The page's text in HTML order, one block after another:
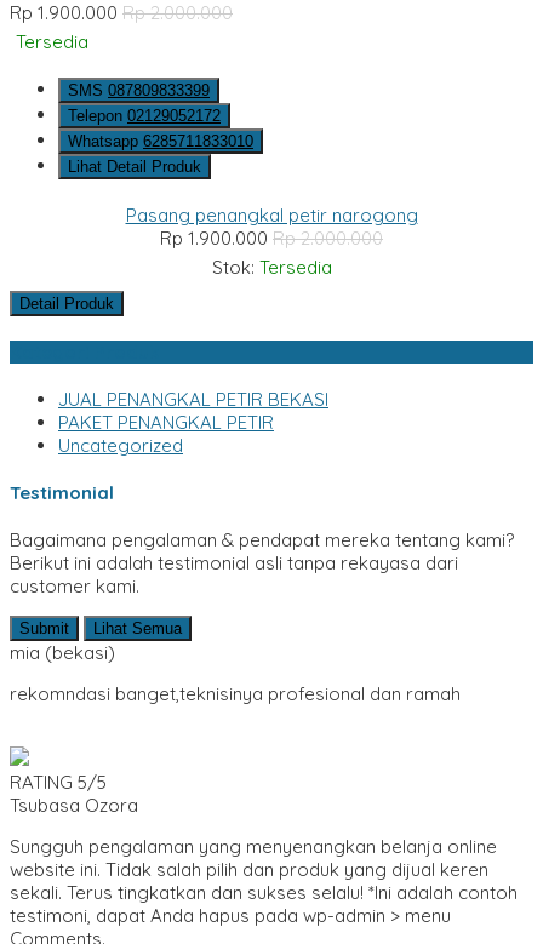
Rp 1.900.000 Rp 2.000.000
Tersedia
SMS 087809833399
Telepon 02129052172
Whatsapp 6285711833010
Lihat Detail Produk
Pasang penangkal petir narogong
Rp 1.900.000 Rp 2.000.000
Stok: Tersedia
Detail Produk
JUAL PENANGKAL PETIR BEKASI
PAKET PENANGKAL PETIR
Uncategorized
Testimonial
Bagaimana pengalaman & pendapat mereka tentang kami?
Berikut ini adalah testimonial asli tanpa rekayasa dari
customer kami.
Submit Lihat Semua
mia (bekasi)
rekomndasi banget,teknisinya profesional dan ramah
RATING 5/5
Tsubasa Ozora
Sungguh pengalaman yang menyenangkan belanja online
website ini. Tidak salah pilih dan produk yang dijual keren
sekali. Terus tingkatkan dan sukses selalu! *Ini adalah contoh
testimoni, dapat Anda hapus pada wp-admin > menu
Comments.